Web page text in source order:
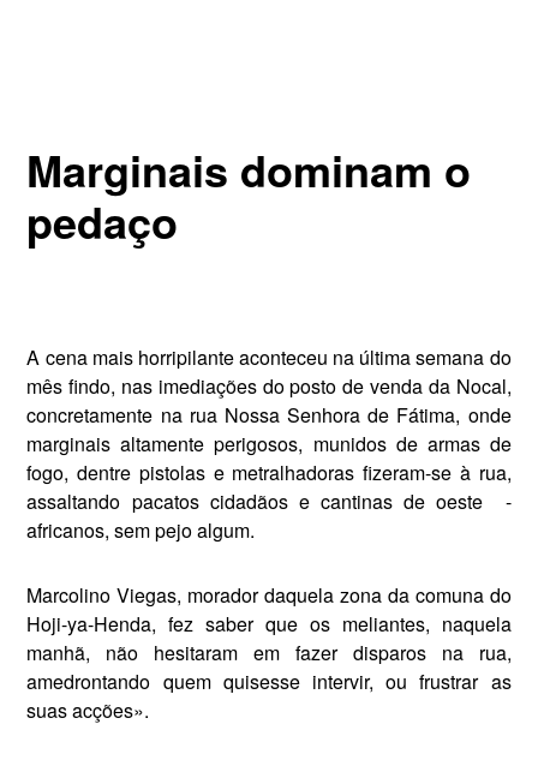
Marginais dominam o
pedaço
A cena mais horripilante acon­teceu na última semana do
mês findo, nas imediações do posto de venda da Nocal,
concretamente na rua Nossa Senhora de Fátima, onde
marginais altamente perigosos, munidos de ar­mas de
fogo, dentre pistolas e metra­lhadoras fizeram-se à rua,
assaltando pacatos cidadãos e cantinas de oeste ­ -
africanos, sem pejo algum.
Marcolino Viegas, morador daquela zona da comuna do
Hoji-ya-Henda, fez saber que os meliantes, naquela
manhã, não hesitaram em fazer dis­paros na rua,
amedrontando quem quisesse intervir, ou frustrar as
suas acções».